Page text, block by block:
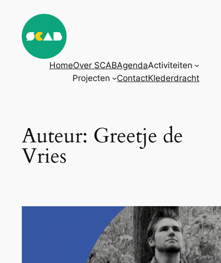
inhoud
HomeOver SCABAgendaActiviteiten
Projecten
ContactKlederdracht
Auteur: Greetje de
Vries